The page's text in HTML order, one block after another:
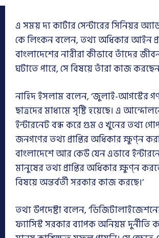
এ সময় দ্য কার্টার সেন্টারের সিনিয়র
কে লিংকন বলেন, তথ্য অধিকার আইন
বাংলাদেশের নারীরা কীভাবে তাঁদের
ঘটাতে পারে, সে বিষয়ে তাঁরা কাজ
নাহিদ ইসলাম বলেন, ‘জুলাই-আগস্টের
ছাত্রদের মাধ্যমে সৃষ্টি হয়েছে। এ
ইন্টারনেট বন্ধ করে গুম ও খুনের তথ্য
জনগণের তথ্য প্রাপ্তির অধিকার ক্ষুণ্ন
বাংলাদেশে আর কেউ যেন এভাবে
মানুষের তথ্য প্রাপ্তির অধিকার ক্ষুণ্ন
বিষয়ে অন্তর্বর্তী সরকার কাজ করছে।’
তথ্য উপদেষ্টা বলেন,
ফ্যাসিস্ট সরকার ব্যাপক অনিয়ম দুর্নীতি